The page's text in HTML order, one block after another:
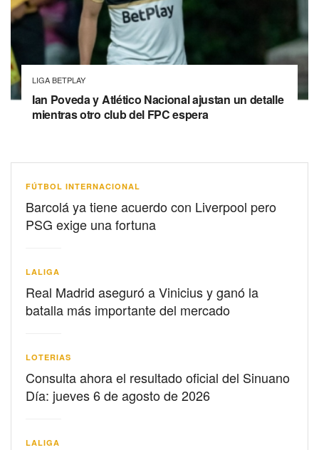
LIGA BETPLAY
Ian Poveda y Atlético Nacional ajustan un detalle
mientras otro club del FPC espera
FÚTBOL INTERNACIONAL
Barcolá ya tiene acuerdo con Liverpool pero
PSG exige una fortuna
LALIGA
Real Madrid aseguró a Vinicius y ganó la
batalla más importante del mercado
LOTERIAS
Consulta ahora el resultado oficial del Sinuano
Día: jueves 6 de agosto de 2026
LALIGA